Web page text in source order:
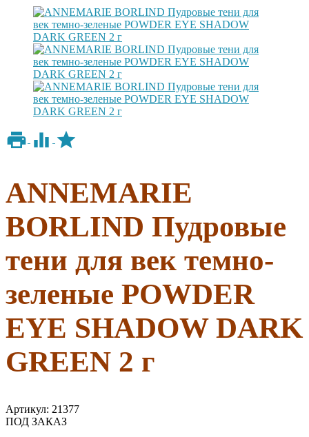
ANNEMARIE
BORLIND Пудровые
тени для век темно-
зеленые POWDER
EYE SHADOW DARK
GREEN 2 г
Артикул: 21377
ПОД ЗАКАЗ